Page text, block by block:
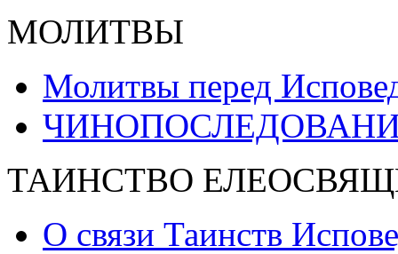
МОЛИТВЫ
Молитвы перед
ТАИНСТВО
О связи Таинств